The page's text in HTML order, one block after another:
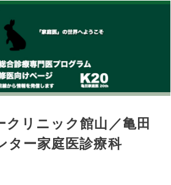
クリニック館山／亀田
ター家庭医診療科